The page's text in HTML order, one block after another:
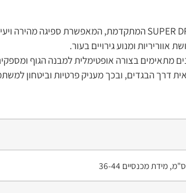
ומנוע גירויים בעור.
מתאימים בצורה אופטימלית למבנה הגוף
דרך הבגדים, ובכך מעניק פרטיות וביטחון